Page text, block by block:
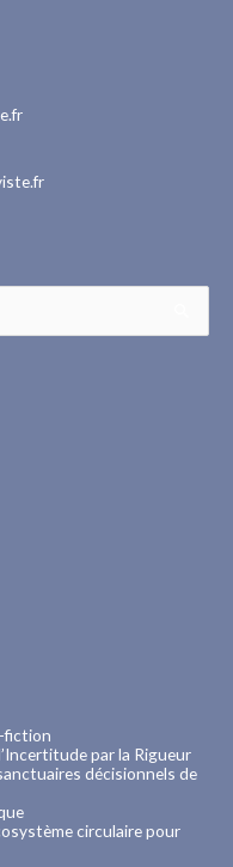
fiction
par la Rigueur
décisionnels de
circulaire pour